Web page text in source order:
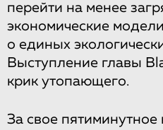
перейти на менее
экономические
о единых
Выступление главы
крик утопающего.
За свое